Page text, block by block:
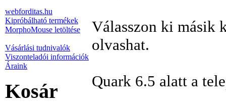
webforditas.hu
Kipróbálható termékek
MorphoMouse letöltése
Vásárlási tudnivalók
Viszonteladói információk
Áraink
Kosár
Válasszon ki másik
olvashat.
Quark 6.5 alatt a